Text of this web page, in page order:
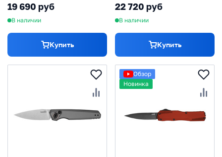
алюминий, серый
19 690 руб
В наличии
Купить
22 720 руб
В наличии
Купить
Обзор
Новинка